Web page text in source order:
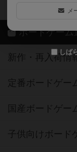
メ
しば
ボドゲーマご利
ボードゲーム
新作・再入荷情
定番ボードゲー
国産ボードゲー
子供向けボード